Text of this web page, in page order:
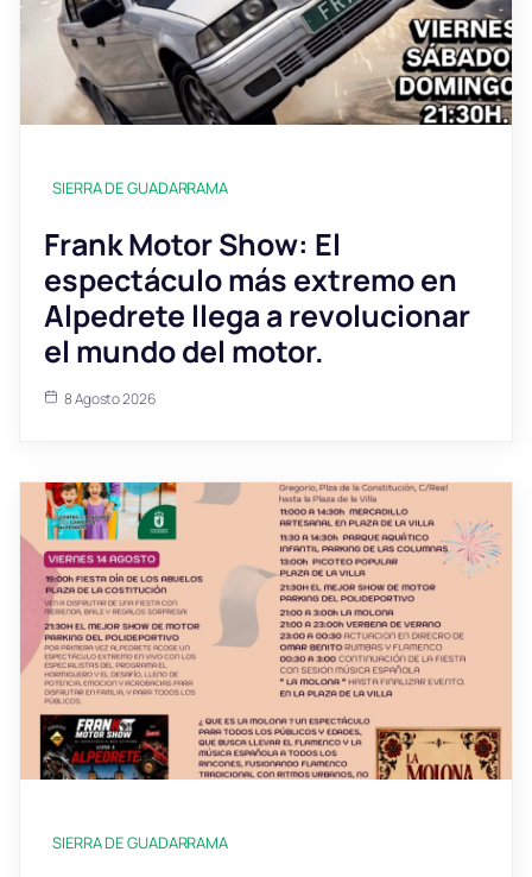
SIERRA DE GUADARRAMA
Frank Motor Show: El
espectáculo más extremo en
Alpedrete llega a revolucionar
el mundo del motor.
8 Agosto 2026
SIERRA DE GUADARRAMA